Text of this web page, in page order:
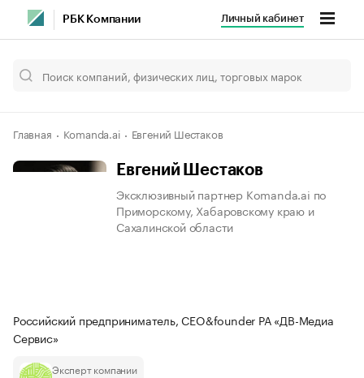
РБК Компании Личный кабинет
Главная Komanda.ai Евгений Шестаков
Евгений Шестаков
Эксклюзивный партнер Komanda.ai по
Приморскому, Хабаровскому краю и
Сахалинской области
Российский предприниматель, CEO&founder РА «ДВ-Медиа
Сервис»
Эксперт компании